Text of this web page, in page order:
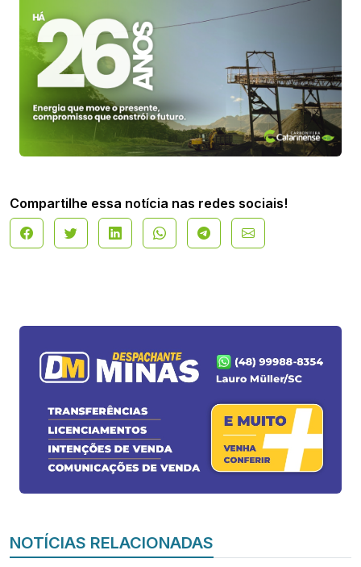
Compartilhe essa notícia nas redes sociais!
NOTÍCIAS RELACIONADAS